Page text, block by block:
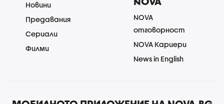
Новини
Предавания
Сериали
Филми
NOVA
отговорност
NOVA Кариери
News in English